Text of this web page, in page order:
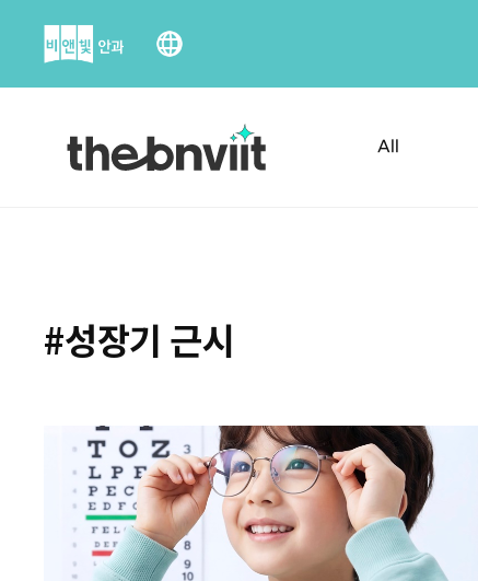
content
All
#성장기 근시